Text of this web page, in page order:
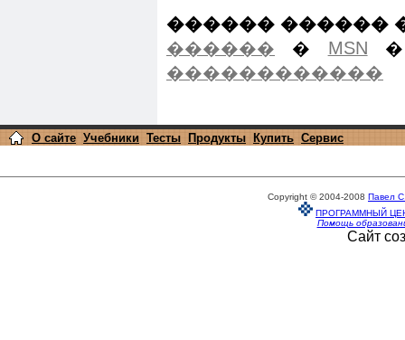
������ ������
������ � MSN
������������
О сайте Учебники Тесты Продукты Купить Сервис
Copyright © 2004-2008 Павел
ПРОГРАММНЫЙ
Помощь
Сайт